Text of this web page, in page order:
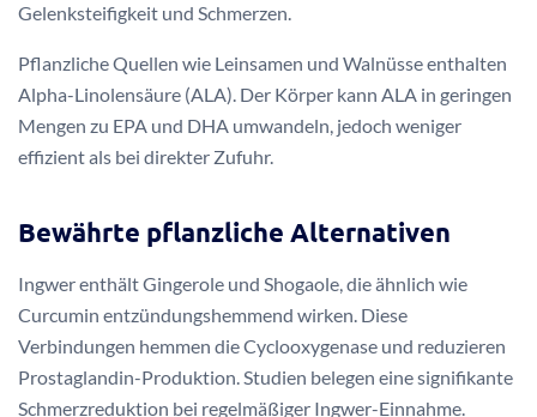
Gelenksteifigkeit und Schmerzen.
Pflanzliche Quellen wie Leinsamen und Walnüsse enthalten
Alpha-Linolensäure (ALA). Der Körper kann ALA in geringen
Mengen zu EPA und DHA umwandeln, jedoch weniger
effizient als bei direkter Zufuhr.
Bewährte pflanzliche Alternativen
Ingwer enthält Gingerole und Shogaole, die ähnlich wie
Curcumin entzündungshemmend wirken. Diese
Verbindungen hemmen die Cyclooxygenase und reduzieren
Prostaglandin-Produktion. Studien belegen eine signifikante
Schmerzreduktion bei regelmäßiger Ingwer-Einnahme.